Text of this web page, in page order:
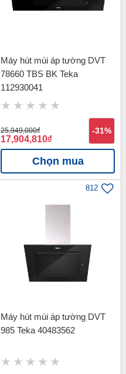
Máy hút mùi áp tường DVT
78660 TBS BK Teka
112930041
25,949,000đ
17,904,810đ
-31%
Chọn mua
812
Máy hút mùi áp tường DVT
985 Teka 40483562